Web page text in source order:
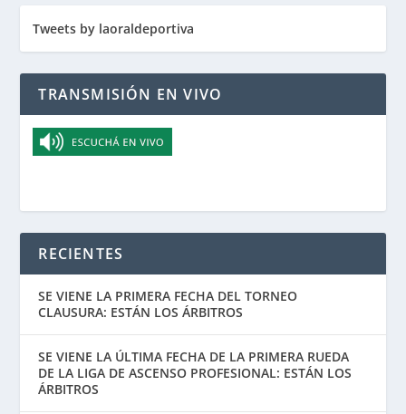
Tweets by laoraldeportiva
TRANSMISIÓN EN VIVO
RECIENTES
SE VIENE LA PRIMERA FECHA DEL TORNEO
CLAUSURA: ESTÁN LOS ÁRBITROS
SE VIENE LA ÚLTIMA FECHA DE LA PRIMERA RUEDA
DE LA LIGA DE ASCENSO PROFESIONAL: ESTÁN LOS
ÁRBITROS